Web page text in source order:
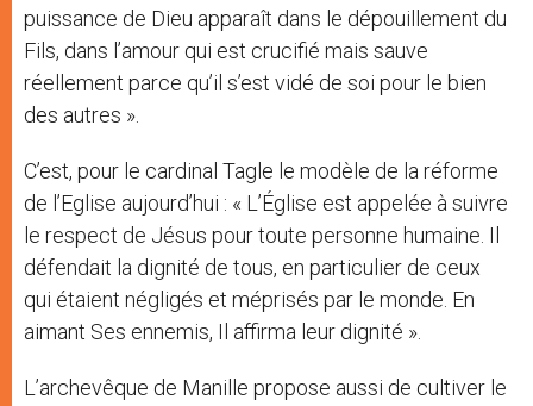
puissance de Dieu apparaît dans le dépouillement du
Fils, dans l’amour qui est crucifié mais sauve
réellement parce qu’il s’est vidé de soi pour le bien
des autres ».
C’est, pour le cardinal Tagle le modèle de la réforme
de l’Eglise aujourd’hui : « L’Église est appelée à suivre
le respect de Jésus pour toute personne humaine. Il
défendait la dignité de tous, en particulier de ceux
qui étaient négligés et méprisés par le monde. En
aimant Ses ennemis, Il affirma leur dignité ».
L’archevêque de Manille propose aussi de cultiver le